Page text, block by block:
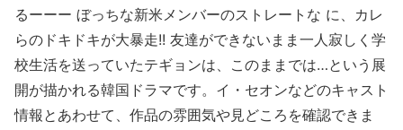
るーーー ぼっちな新米メンバーのストレートな に、カレ
らのドキドキが大暴走!! 友達ができないまま一人寂しく学
校生活を送っていたテギョンは、このままでは…という展
開が描かれる韓国ドラマです。イ・セオンなどのキャスト
情報とあわせて、作品の雰囲気や見どころを確認できま